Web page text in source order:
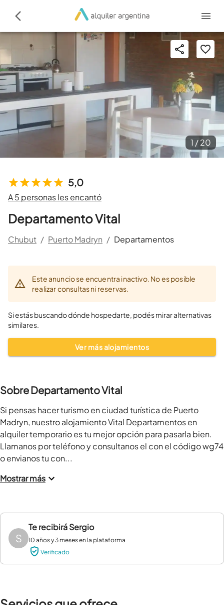
5,0
A 5 personas les encantó
Departamento Vital
Chubut / Puerto Madryn / Departamentos
1 /20
Este anuncio se encuentra inactivo. No es posible
realizar consultas ni reservas.
Si estás buscando dónde hospedarte, podés mirar alternativas
similares.
Ver más alojamientos
Sobre Departamento Vital
Si pensas hacer turismo en ciudad turística de Puerto
Madryn, nuestro alojamiento Vital Departamentos en
alquiler temporario es tu mejor opción para pasarla bien.
Llamanos por teléfono y consultanos el con el código wg74
o envianos tu con...
Mostrar más
S
Te recibiráSergio
10 años y 3 meses en la plataforma
Verificado